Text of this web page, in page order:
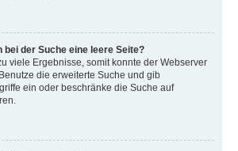
bei der Suche eine leere Seite?
viele Ergebnisse, somit konnte der Webserver
die erweiterte Suche und gib
ein oder beschränke die Suche auf